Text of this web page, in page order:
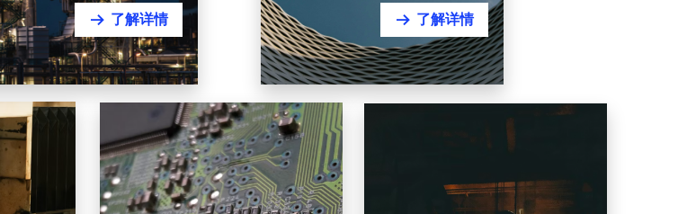
뀠 了解详情
电子与高科技制造
Electronics & High-Tech
Manufacturing
资源、材料与冶金
뀠 了解详情